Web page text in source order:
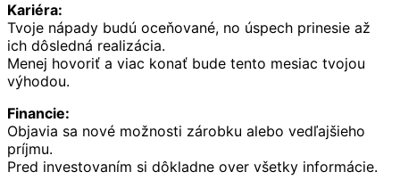
Kariéra:
Tvoje nápady budú oceňované, no úspech prinesie až
ich dôsledná realizácia.
Menej hovoriť a viac konať bude tento mesiac tvojou
výhodou.
Financie:
Objavia sa nové možnosti zárobku alebo vedľajšieho
príjmu.
Pred investovaním si dôkladne over všetky informácie.